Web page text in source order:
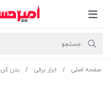
صفحه اصلی ابزار برقی بتن کن